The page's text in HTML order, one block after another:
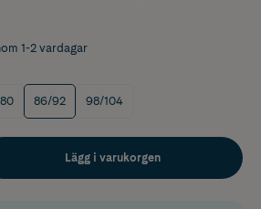
1-2 vardagar
86/92 98/104
Lägg i varukorgen